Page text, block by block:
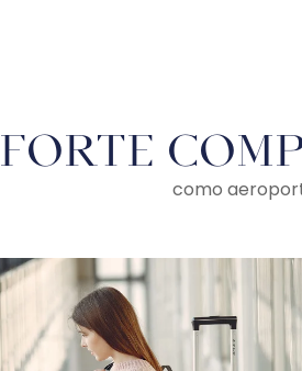
Forte
como